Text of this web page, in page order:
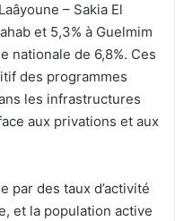
– Sakia El
et 5,3% à Guelmim
nationale de 6,8%. Ces
des programmes
les infrastructures
aux privations et aux
par des taux d’activité
et la population active